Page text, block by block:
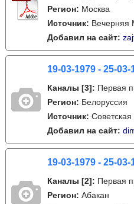
Регион: Москва
Источник: Вечерняя
Добавил на сайт:
19-03-1979 - 25-03-
Каналы [3]: Первая
Регион: Белоруссия
Источник:
Добавил на сайт:
19-03-1979 - 25-03-
Каналы [2]: Первая
Регион: Абакан